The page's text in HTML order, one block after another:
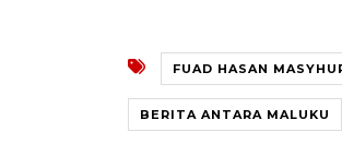
FUAD HASAN
BERITA ANTARA MALUKU